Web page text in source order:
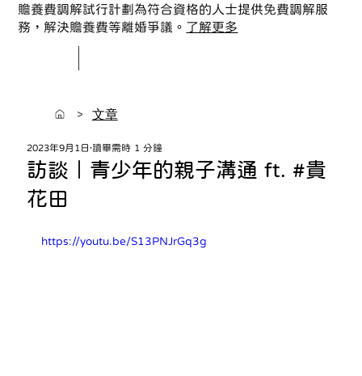
贍養費調解試行計劃為符合資格的人士提供免費調解服
務，解決贍養費等離婚爭議。 了解更多
> 文章
訪談｜青少年的親子溝通 ft. #貴
花田
2023年9月1日 讀畢需時 1 分鐘
https://youtu.be/S13PNJrGq3g